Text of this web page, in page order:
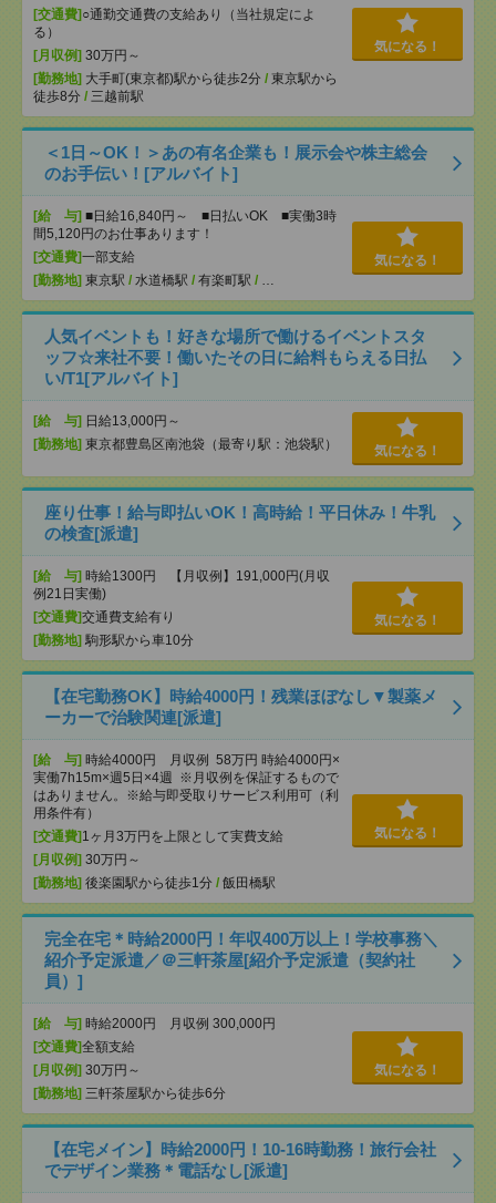
[交通費] ○通勤交通費の支給あり（当社規定によ
る）
[月収例] 30万円～
[勤務地] 大手町(東京都)駅から徒歩2分 / 東京駅から
徒歩8分 / 三越前駅
気になる！
＜1日～OK！＞あの有名企業も！展示会や株主総会
のお手伝い！[アルバイト]
[給 与] ■日給16,840円～ ■日払いOK ■実働3時
間5,120円のお仕事あります！
[交通費]一部支給
[勤務地] 東京駅 / 水道橋駅 / 有楽町駅 / …
気になる！
人気イベントも！好きな場所で働けるイベントスタ
ッフ☆来社不要！働いたその日に給料もらえる日払
い/T1[アルバイト]
[給 与] 日給13,000円～
[勤務地] 東京都豊島区南池袋（最寄り駅：池袋駅） 気になる！
座り仕事！給与即払いOK！高時給！平日休み！牛乳
の検査[派遣]
[給 与] 時給1300円 【月収例】191,000円(月収
例21日実働)
[交通費]交通費支給有り
[勤務地] 駒形駅から車10分
気になる！
【在宅勤務OK】時給4000円！残業ほぼなし▼製薬メ
ーカーで治験関連[派遣]
[給 与] 時給4000円 月収例 58万円 時給4000円×
実働7h15m×週5日×4週 ※月収例を保証するもので
はありません。※給与即受取りサービス利用可（利
用条件有）
[交通費] 1ヶ月3万円を上限として実費支給
[月収例] 30万円～
[勤務地] 後楽園駅から徒歩1分 / 飯田橋駅
気になる！
完全在宅＊時給2000円！年収400万以上！学校事務＼
紹介予定派遣／＠三軒茶屋[紹介予定派遣（契約社
員）]
[給 与] 時給2000円 月収例 300,000円
[交通費]全額支給
[月収例] 30万円～
[勤務地] 三軒茶屋駅から徒歩6分
気になる！
【在宅メイン】時給2000円！10-16時勤務！旅行会社
でデザイン業務＊電話なし[派遣]